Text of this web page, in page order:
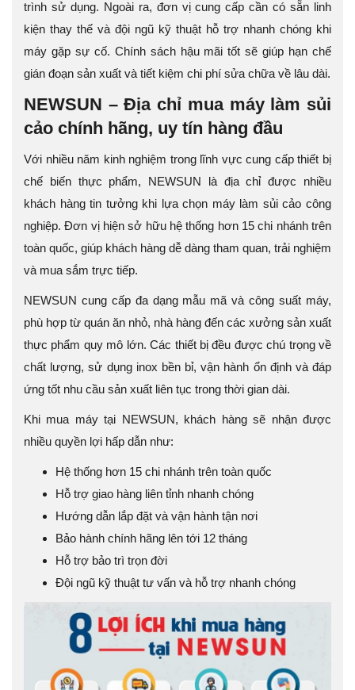
trình sử dụng. Ngoài ra, đơn vị cung cấp cần có sẵn linh
kiện thay thế và đội ngũ kỹ thuật hỗ trợ nhanh chóng khi
máy gặp sự cố. Chính sách hậu mãi tốt sẽ giúp hạn chế
gián đoạn sản xuất và tiết kiệm chi phí sửa chữa về lâu dài.
NEWSUN – Địa chỉ mua máy làm sủi
cảo chính hãng, uy tín hàng đầu
Với nhiều năm kinh nghiệm trong lĩnh vực cung cấp thiết bị
chế biến thực phẩm, NEWSUN là địa chỉ được nhiều
khách hàng tin tưởng khi lựa chọn máy làm sủi cảo công
nghiệp. Đơn vị hiện sở hữu hệ thống hơn 15 chi nhánh trên
toàn quốc, giúp khách hàng dễ dàng tham quan, trải nghiệm
và mua sắm trực tiếp.
NEWSUN cung cấp đa dạng mẫu mã và công suất máy,
phù hợp từ quán ăn nhỏ, nhà hàng đến các xưởng sản xuất
thực phẩm quy mô lớn. Các thiết bị đều được chú trọng về
chất lượng, sử dụng inox bền bỉ, vận hành ổn định và đáp
ứng tốt nhu cầu sản xuất liên tục trong thời gian dài.
Khi mua máy tại NEWSUN, khách hàng sẽ nhận được
nhiều quyền lợi hấp dẫn như:
Hệ thống hơn 15 chi nhánh trên toàn quốc
Hỗ trợ giao hàng liên tỉnh nhanh chóng
Hướng dẫn lắp đặt và vận hành tận nơi
Bảo hành chính hãng lên tới 12 tháng
Hỗ trợ bảo trì trọn đời
Đội ngũ kỹ thuật tư vấn và hỗ trợ nhanh chóng